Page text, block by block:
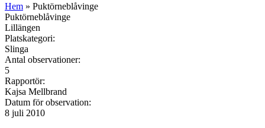
Hem » Puktörneblåvinge
Puktörneblåvinge
Lillängen
Platskategori:
Slinga
Antal observationer:
5
Rapportör:
Kajsa Mellbrand
Datum för observation:
8 juli 2010